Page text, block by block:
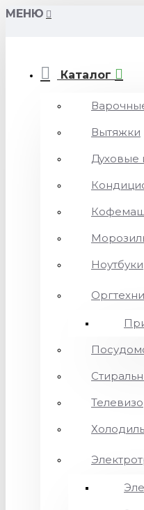
МЕНЮ
Каталог
Вытяжки
Ноутбуки